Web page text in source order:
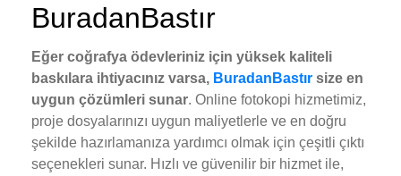
BuradanBastır
Eğer coğrafya ödevleriniz için yüksek kaliteli
baskılara ihtiyacınız varsa, BuradanBastır size en
uygun çözümleri sunar. Online fotokopi hizmetimiz,
proje dosyalarınızı uygun maliyetlerle ve en doğru
şekilde hazırlamanıza yardımcı olmak için çeşitli çıktı
seçenekleri sunar. Hızlı ve güvenilir bir hizmet ile,